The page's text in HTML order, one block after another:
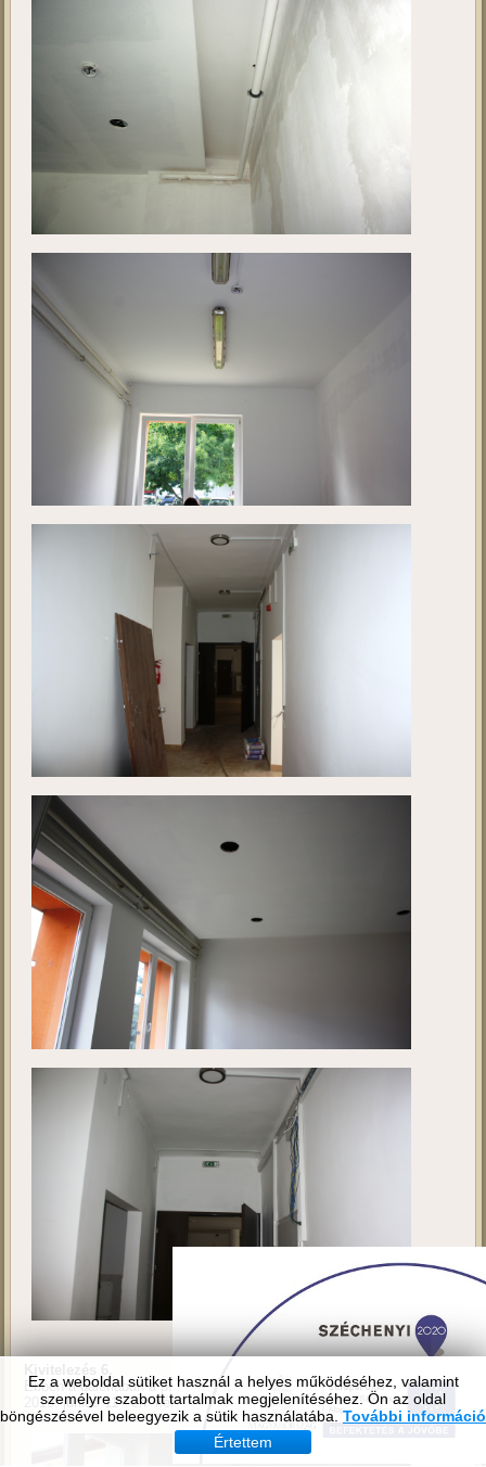
Ez a weboldal sütiket használ a helyes működéséhez, valamint
személyre szabott tartalmak megjelenítéséhez. Ön az oldal
böngészésével beleegyezik a sütik használatába. További információ
Értettem